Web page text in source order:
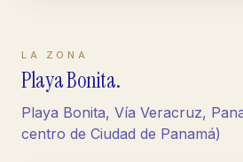
LA ZONA
Playa Bonita.
Playa Bonita, Vía Veracruz,
centro de Ciudad de Panamá)